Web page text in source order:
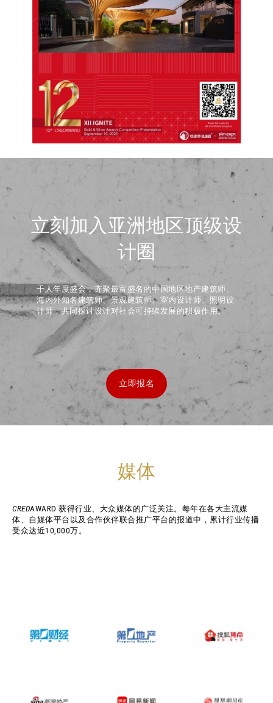
立刻加入亚洲地区顶级设
计圈
千人年度盛会，齐聚最富盛名的中国地区地产建筑师、
海内外知名建筑师、景观建筑师、室内设计师、照明设
计师，共同探讨设计对社会可持续发展的积极作用。
立即报名
媒体
CREDAWARD 获得行业、大众媒体的广泛关注。每年在各大主流媒
体、自媒体平台以及合作伙伴联合推广平台的报道中，累计行业传播
受众达近10,000万。